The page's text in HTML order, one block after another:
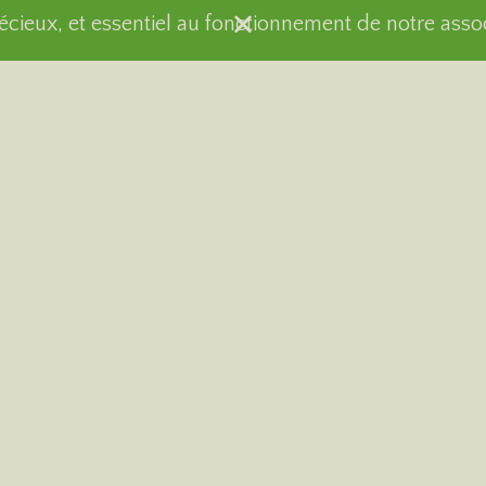
et essentiel au fonctionnement de notre